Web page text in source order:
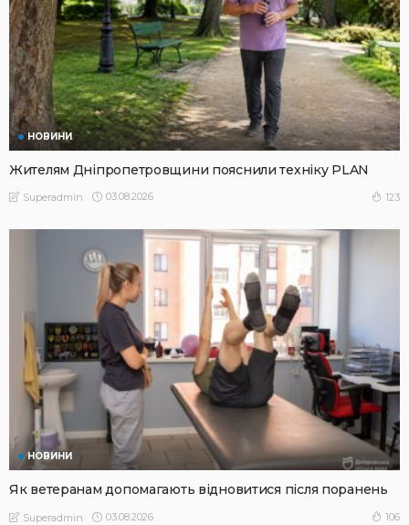
НОВИНИ
Жителям Дніпропетровщини пояснили техніку PLAN
Superadmin 03.08.2026 123
НОВИНИ
Як ветеранам допомагають відновитися після поранень
Superadmin 03.08.2026 106